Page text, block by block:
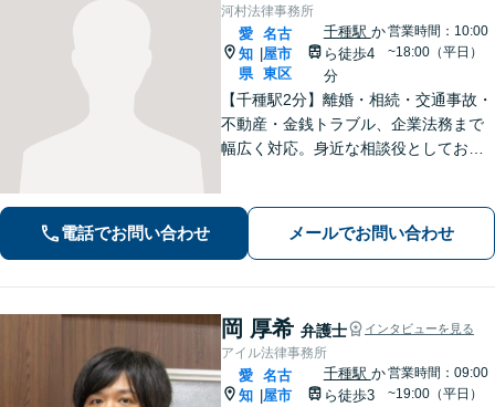
河村法律事務所
愛
知
県
名古
屋市
東区
千種駅 か
ら徒歩4
分
営業時間：10:00
~18:00（平日）
【千種駅2分】離婚・相続・交通事故・
不動産・金銭トラブル、企業法務まで
幅広く対応。身近な相談役としてお悩
め、まずは気軽にご相談ください。
【土日祝対応可、夜間対応可】【オン
電話でお問い合わせ メールでお問い合わせ
岡 厚希 弁護士 インタビューを見る
アイル法律事務所
愛
知
名古
屋市
千種駅 か
ら徒歩3
営業時間：09:00
~19:00（平日）